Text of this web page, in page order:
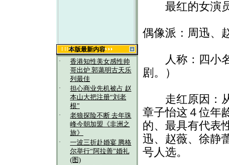
本版最新内容
·
香港知性美女感性帅
哥出炉 郭蔼明古天乐
列最佳
·
担心商业先机被占 赵
本山大把注册“刘老
根”
·
老狼探险不断 去年珠
峰今朝加盟《非洲之
旅》
·
一波三折赴婚宴 腾格
尔举行“阿拉善”婚礼
(图)
最红的女演
偶像派：周迅、
人称：四小名
剧。）
走红原因：从
章子怡这４位年
的、最具有代表
迅、赵薇、徐静
号人选。